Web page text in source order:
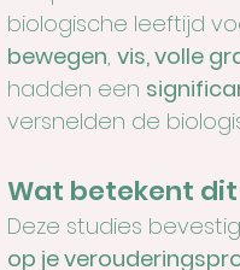
biologische leeftijd
bewegen, vis, volle
hadden een
versnelden de
Wat betekent dit
Deze studies
op je